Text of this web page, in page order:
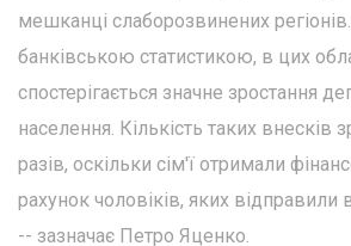
мешканці слаборозвинених
банківською статистикою, в цих
спостерігається значне зростання
населення. Кількість таких внесків
разів, оскільки сім'ї отримали
рахунок чоловіків, яких відправили
-- зазначає Петро Яценко.